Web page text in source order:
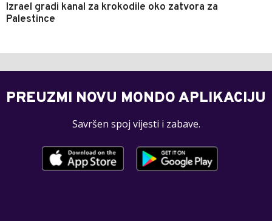
Izrael gradi kanal za krokodile oko zatvora za
Palestince
PREUZMI NOVU MONDO APLIKACIJU
Savršen spoj vijesti i zabave.